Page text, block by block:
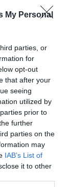
My Personal
parties, or
for
opt-out
that after your
seeing
utilized by
prior to
further
parties on the
may
IAB’s List of
it to other
també ha
així
la presència
pública, el
un canvi
de dos